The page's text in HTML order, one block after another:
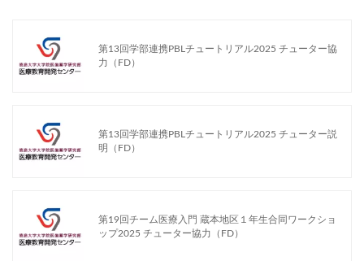
第13回学部連携PBLチュートリアル2025 チューター協
力（FD）
第13回学部連携PBLチュートリアル2025 チューター説
明（FD）
第19回チーム医療入門 蔵本地区１年生合同ワークショ
ップ2025 チューター協力（FD）